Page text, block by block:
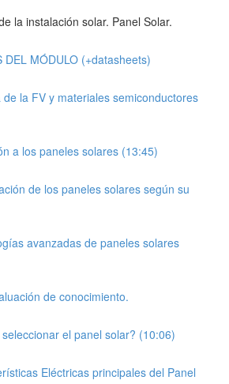
la instalación solar. Panel Solar.
DEL MÓDULO (+datasheets)
de la FV y materiales semiconductores
a los paneles solares (13:45)
de los paneles solares según su
avanzadas de paneles solares
de conocimiento.
el panel solar? (10:06)
Eléctricas principales del Panel